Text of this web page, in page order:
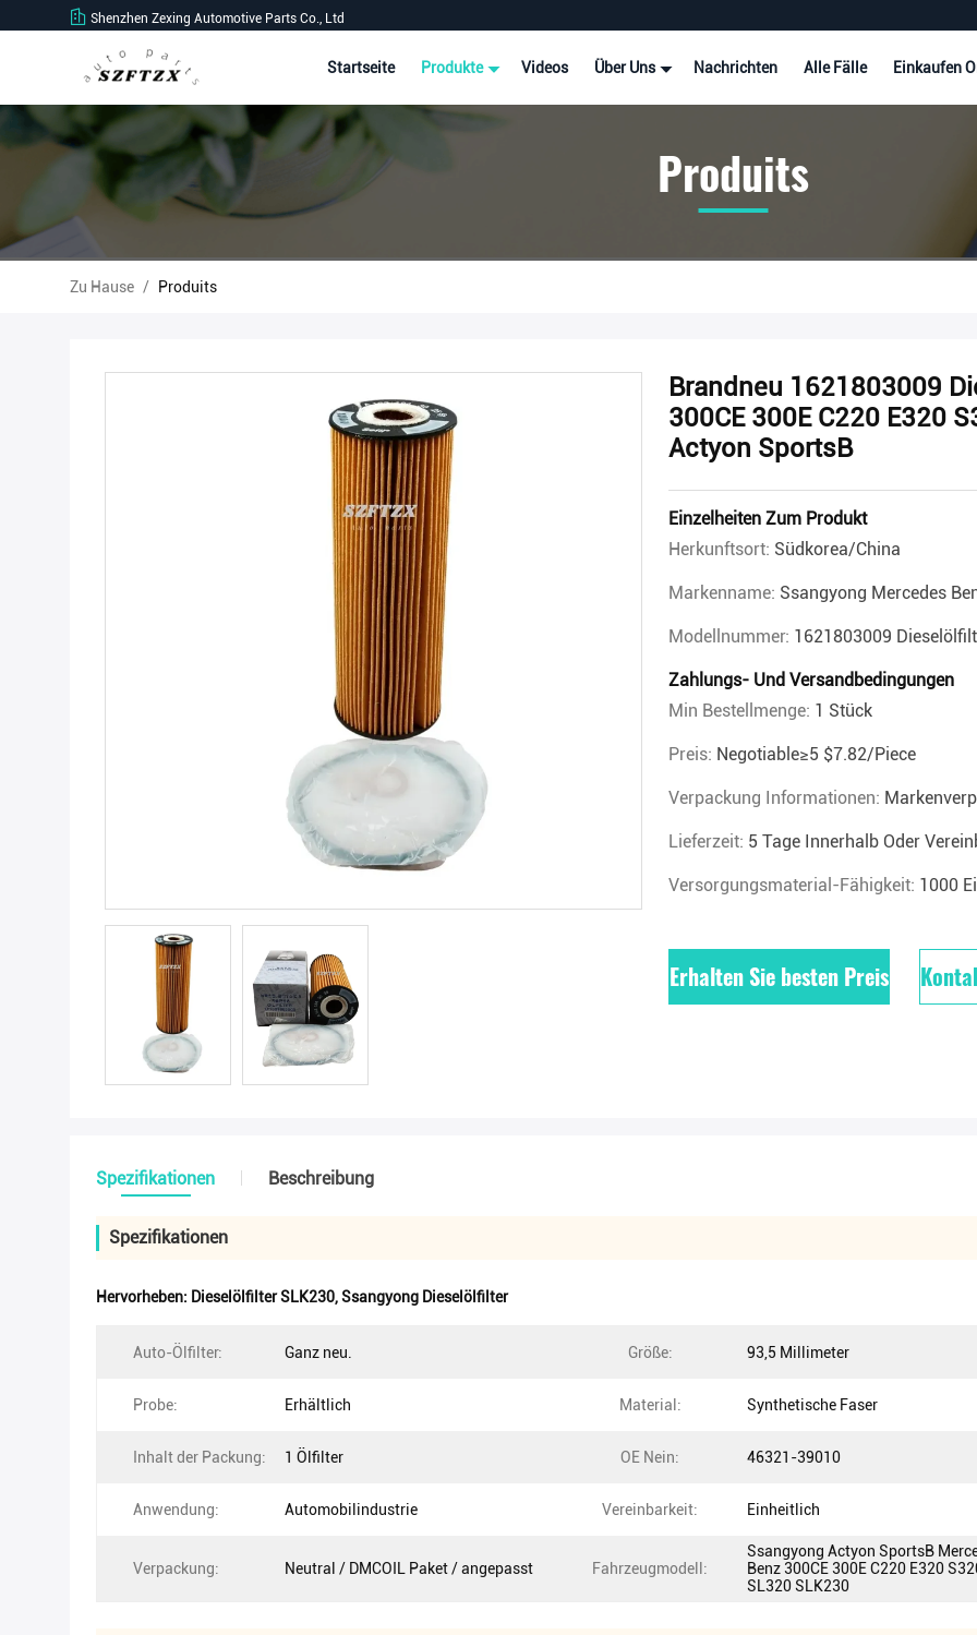
Shenzhen Zexing Automotive Parts Co., Ltd
Startseite Produkte Videos Über Uns Nachrichten Alle Fälle Einkaufen
Produits
Zu Hause / Produits
Brandneu 1621803009
300CE 300E C220 E320
Actyon SportsB
Einzelheiten Zum Produkt
Herkunftsort: Südkorea/China
Markenname: Ssangyong Mercedes
Modellnummer: 1621803009
Zahlungs- Und Versandbedingungen
Min Bestellmenge: 1 Stück
Preis: Negotiable≥5 $7.82/piece
Verpackung Informationen:
Lieferzeit: 5 Tage Innerhalb Oder
Versorgungsmaterial-Fähigkeit: 1000
Erhalten Sie besten Preis
Spezifikationen Beschreibung
Spezifikationen
Hervorheben: Dieselölfilter SLK230,Ssangyong Dieselölfilter
Auto-Ölfilter: Ganz neu. Größe: 93,5 Millimeter
Probe: Erhältlich Material: Synthetische Faser
Inhalt der Packung: 1 Ölfilter OE Nein: 46321-39010
Anwendung: Automobilindustrie Vereinbarkeit: Einheitlich
Verpackung: Neutral / DMCOIL Paket / angepasst Fahrzeugmodell:
Ssangyong Actyon SportsB
Benz 300CE 300E C220 E320
SL320 SLK230